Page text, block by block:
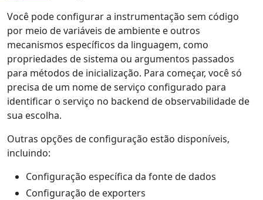
Você pode configurar a instrumentação sem código
por meio de variáveis de ambiente e outros
mecanismos específicos da linguagem, como
propriedades de sistema ou argumentos passados
para métodos de inicialização. Para começar, você só
precisa de um nome de serviço configurado para
identificar o serviço no backend de observabilidade de
sua escolha.
Outras opções de configuração estão disponíveis,
incluindo:
Configuração específica da fonte de dados
Configuração de exporters